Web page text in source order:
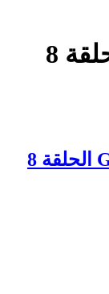
انمي غاتشياكوتا Gachiakuta الحلقة 8